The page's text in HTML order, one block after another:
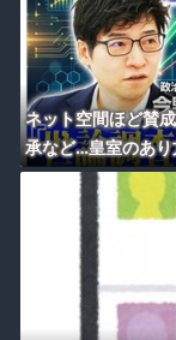
ネット空間ほど賛
承など…皇室のあ